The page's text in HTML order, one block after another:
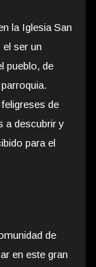
la Iglesia San
el ser un
pueblo, de
de
a descubrir y
para el
de
en este gran